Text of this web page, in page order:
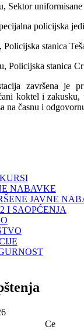
Sektor
policijska
stanica
Policijska stanica
završena je
koktel i zakusku,
na časnu i
NABAVKE
JAVNE
I SAOPĆENJA
Ce